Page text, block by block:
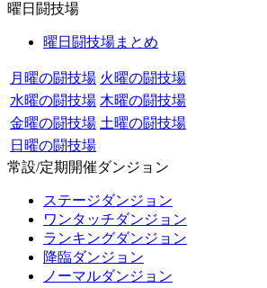
曜日闘技場
曜日闘技場まとめ
月曜の闘技場 火曜の闘技場
水曜の闘技場 木曜の闘技場
金曜の闘技場 土曜の闘技場
日曜の闘技場
常設/定期開催ダンジョン
ステージダンジョン
ワンタッチダンジョン
ランキングダンジョン
降臨ダンジョン
ノーマルダンジョン